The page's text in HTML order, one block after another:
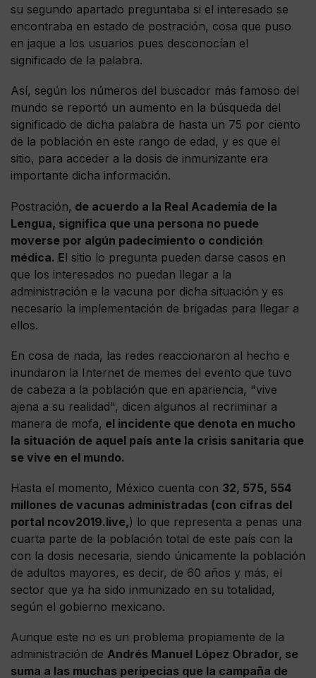
su segundo apartado preguntaba si el interesado se
encontraba en estado de postración, cosa que puso
en jaque a los usuarios pues desconocían el
significado de la palabra.
Así, según los números del buscador más famoso del
mundo se reportó un aumento en la búsqueda del
significado de dicha palabra de hasta un 75 por ciento
de la población en este rango de edad, y es que el
sitio, para acceder a la dosis de inmunizante era
importante dicha información.
Postración, de acuerdo a la Real Academia de la
Lengua, significa que una persona no puede
moverse por algún padecimiento o condición
médica. El sitio lo pregunta pueden darse casos en
que los interesados no puedan llegar a la
administración e la vacuna por dicha situación y es
necesario la implementación de brigadas para llegar a
ellos.
En cosa de nada, las redes reaccionaron al hecho e
inundaron la Internet de memes del evento que tuvo
de cabeza a la población que en apariencia, "vive
ajena a su realidad", dicen algunos al recriminar a
manera de mofa, el incidente que denota en mucho
la situación de aquel país ante la crisis sanitaria que
se vive en el mundo.
Hasta el momento, México cuenta con 32, 575, 554
millones de vacunas administradas (con cifras del
portal ncov2019.live,) lo que representa a penas una
cuarta parte de la población total de este país con la
con la dosis necesaria, siendo únicamente la población
de adultos mayores, es decir, de 60 años y más, el
sector que ya ha sido inmunizado en su totalidad,
según el gobierno mexicano.
Aunque este no es un problema propiamente de la
administración de Andrés Manuel López Obrador, se
suma a las muchas peripecias que la campaña de